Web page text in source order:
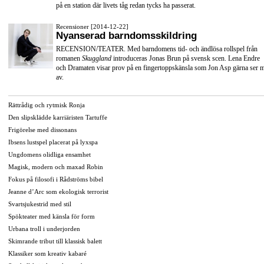
på en station där livets tåg redan tycks ha passerat.
Recensioner [2014-12-22]
Nyanserad barndomsskildring
RECENSION/TEATER. Med barndomens tid- och ändlösa rollspel från
romanen Skuggland introduceras Jonas Brun på svensk scen. Lena Endre
och Dramaten visar prov på en fingertoppskänsla som Jon Asp gärna ser
av.
Rättrådig och rytmisk Ronja
Den slipsklädde karriäristen Tartuffe
Frigörelse med dissonans
Ibsens lustspel placerat på lyxspa
Ungdomens olidliga ensamhet
Magisk, modern och maxad Robin
Fokus på filosofi i Rådströms bibel
Jeanne d’Arc som ekologisk terrorist
Svartsjukestrid med stil
Spökteater med känsla för form
Urbana troll i underjorden
Skimrande tribut till klassisk balett
Klassiker som kreativ kabaré